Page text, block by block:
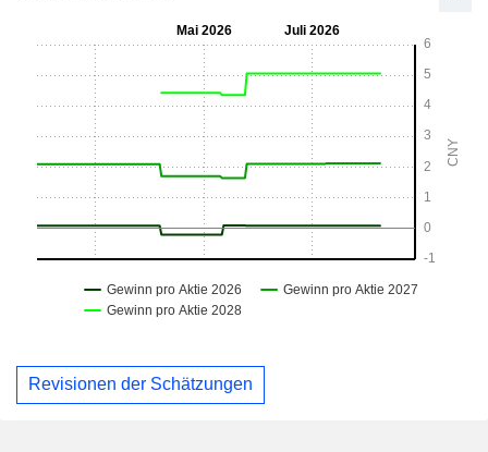
Revisionen der Schätzungen